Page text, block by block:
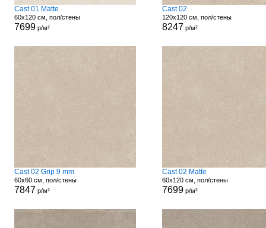
Cast 01 Matte
60x120 см, пол/стены
7699р/м²
Cast 02
120x120 см, пол/стены
8247 р/м²
Cast 02 Grip 9 mm
60x60 см, пол/стены
7847 р/м²
Cast 02 Matte
60x120 см, пол/стены
7699р/м²